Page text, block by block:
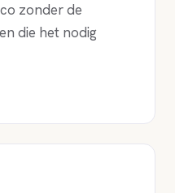
zonder de
die het nodig